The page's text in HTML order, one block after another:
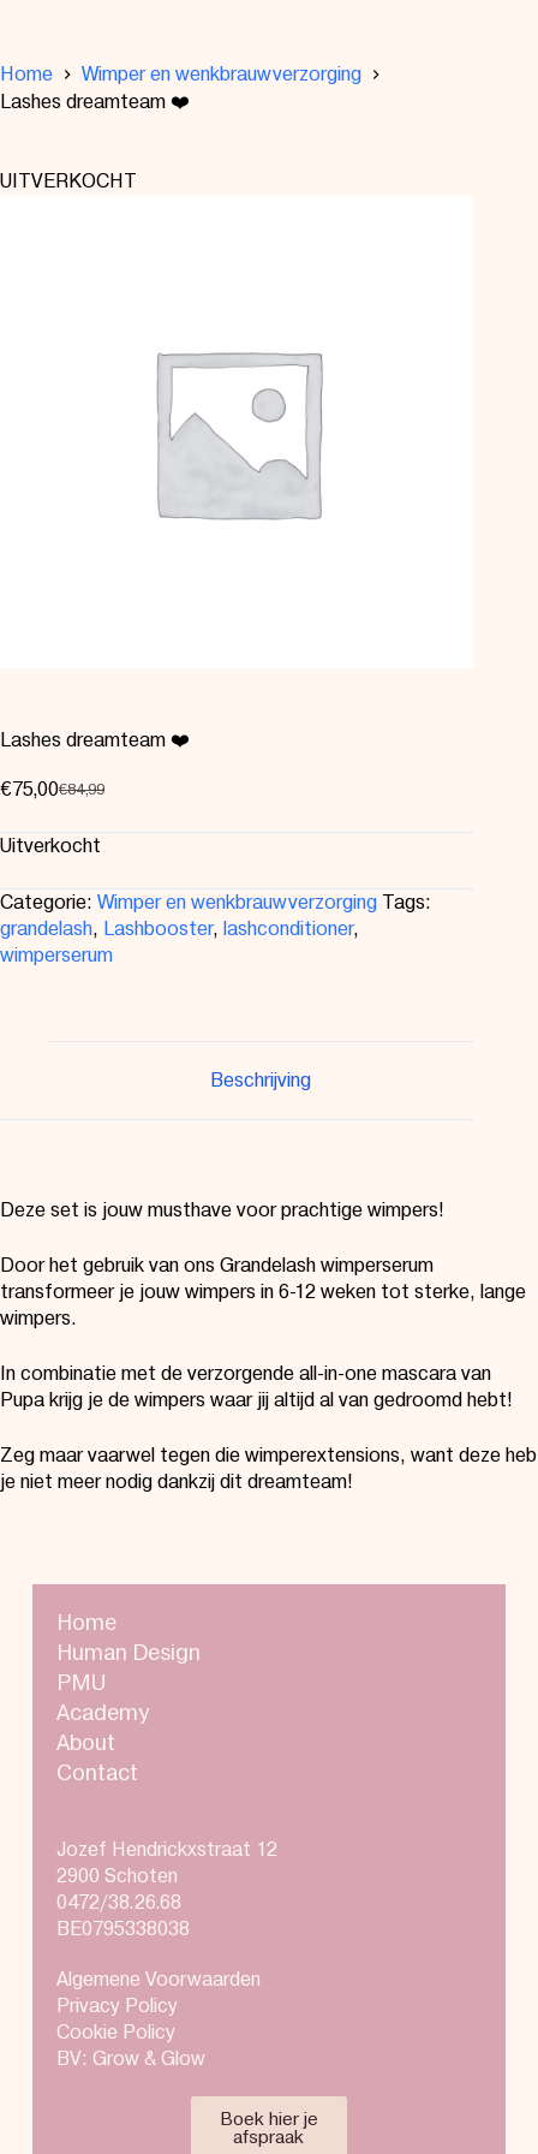
Home
Wimper en wenkbrauwverzorging
Lashes dreamteam ❤️
UITVERKOCHT
Lashes dreamteam ❤️
€84,99
€75,00
Uitverkocht
Categorie: Wimper en wenkbrauwverzorging Tags:
grandelash, Lashbooster, lashconditioner,
wimperserum
Beschrijving
Deze set is jouw musthave voor prachtige wimpers!
Door het gebruik van ons Grandelash wimperserum
transformeer je jouw wimpers in 6-12 weken tot sterke, lange
wimpers.
In combinatie met de verzorgende all-in-one mascara van
Pupa krijg je de wimpers waar jij altijd al van gedroomd hebt!
Zeg maar vaarwel tegen die wimperextensions, want deze heb
je niet meer nodig dankzij dit dreamteam!
Home
Human Design
PMU
Academy
About
Contact
Jozef Hendrickxstraat 12
2900 Schoten
0472/38.26.68
BE0795338038
Algemene Voorwaarden
Privacy Policy
Cookie Policy
BV: Grow & Glow
Boek hier je
afspraak